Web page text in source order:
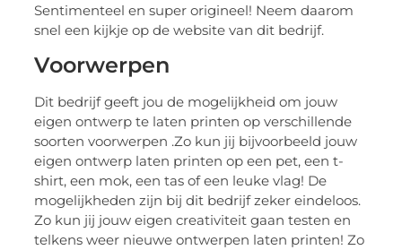
Sentimenteel en super origineel! Neem daarom
snel een kijkje op de website van dit bedrijf.
Voorwerpen
Dit bedrijf geeft jou de mogelijkheid om jouw
eigen ontwerp te laten printen op verschillende
soorten voorwerpen .Zo kun jij bijvoorbeeld jouw
eigen ontwerp laten printen op een pet, een t-
shirt, een mok, een tas of een leuke vlag! De
mogelijkheden zijn bij dit bedrijf zeker eindeloos.
Zo kun jij jouw eigen creativiteit gaan testen en
telkens weer nieuwe ontwerpen laten printen! Zo